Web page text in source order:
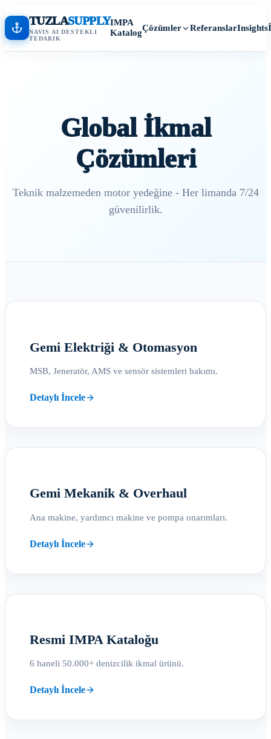
TUZLASUPPLY
NAVIS AI DESTEKLI
TEDARIK
IMPA
KatalogÇözümler ReferanslarInsights
Global İkmal
Çözümleri
Teknik malzemeden motor yedeğine - Her limanda 7/24
güvenilirlik.
Gemi Elektriği & Otomasyon
MSB, Jeneratör, AMS ve sensör sistemleri bakımı.
Detaylı İncele
Gemi Mekanik & Overhaul
Ana makine, yardımcı makine ve pompa onarımları.
Detaylı İncele
Resmi IMPA Kataloğu
6 haneli 50.000+ denizcilik ikmal ürünü.
Detaylı İncele